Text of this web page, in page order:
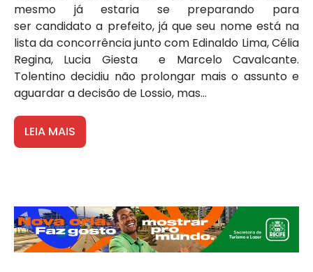
mesmo já estaria se preparando para
ser candidato a prefeito, já que seu nome está na
lista da concorrência junto com Edinaldo Lima, Célia
Regina, Lucia Giesta e Marcelo Cavalcante.
Tolentino decidiu não prolongar mais o assunto e
aguardar a decisão de Lossio, mas...
LEIA MAIS